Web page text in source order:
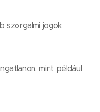
szorgalmi jogok
mint például